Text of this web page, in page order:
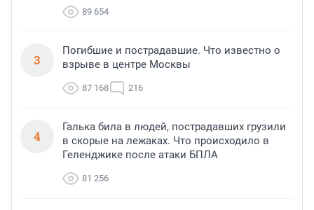
89 654
3
Погибшие и пострадавшие. Что известно о
взрыве в центре Москвы
87 168 216
4
Галька била в людей, пострадавших грузили
в скорые на лежаках. Что происходило в
Геленджике после атаки БПЛА
81 256